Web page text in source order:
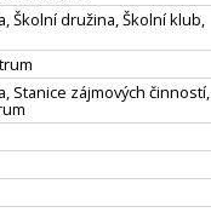
Školní družina, Školní klub,
Stanice zájmových činností,